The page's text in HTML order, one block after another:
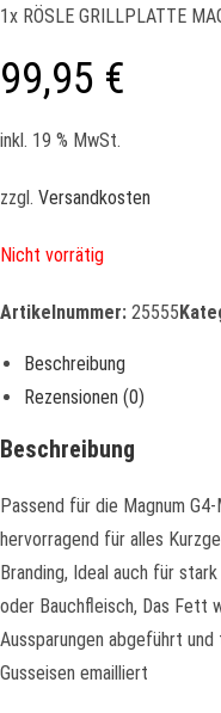
1x RÖSLE GRILLPLATTE
99,95 €
inkl. 19 % MwSt.
zzgl. Versandkosten
Nicht vorrätig
Artikelnummer: 25555
Beschreibung
Rezensionen (0)
Beschreibung
Passend für die Magnum
hervorragend für alles
Branding, Ideal auch für
oder Bauchfleisch, Das Fett
Aussparungen abgeführt
Gusseisen emailliert